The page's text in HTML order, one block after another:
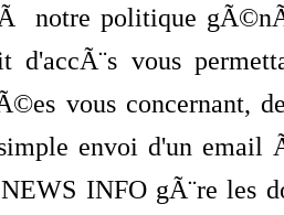
notre politique
d'accÃ¨s vous
vous concernant,
envoi d'un
INFO gÃ¨re les